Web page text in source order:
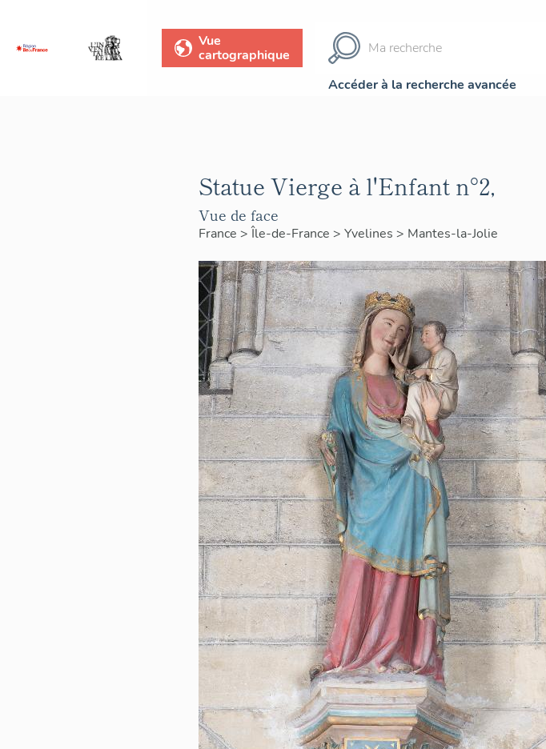
Vue
cartographique
Accéder à la recherche avancée
Statue Vierge à l'Enfant n°2,
Vue de face
France >Île-de-France > Yvelines > Mantes-la-Jolie